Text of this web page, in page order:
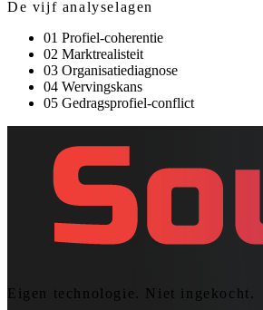
De vijf analyselagen
01 Profiel-coherentie
02 Marktrealisteit
03 Organisatiediagnose
04 Wervingskans
05 Gedragsprofiel-conflict
Eigen technologie. Niet ingekocht.